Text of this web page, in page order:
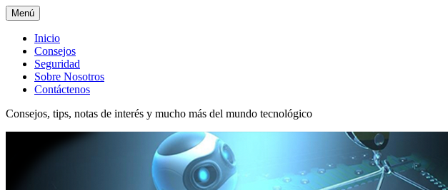
Menú
Menú
superior
Inicio
Consejos
Seguridad
Sobre Nosotros
Contáctenos
Consejos, tips, notas de interés y mucho más del mundo tecnológico